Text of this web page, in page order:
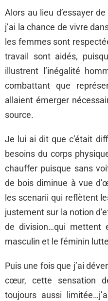
Alors au lieu d’essayer
j’ai la chance de vivre
les femmes sont
travail sont aidés,
illustrent l’inégalité
combattant que
allaient émerger
source.
Je lui ai dit que c’était
besoins du corps
chauffer puisque sans
de bois diminue à vue
les scenarii qui reflètent
justement sur la notion
de division…qui mettent
masculin et le féminin
Puis une fois que j’ai
cœur, cette sensation
toujours aussi